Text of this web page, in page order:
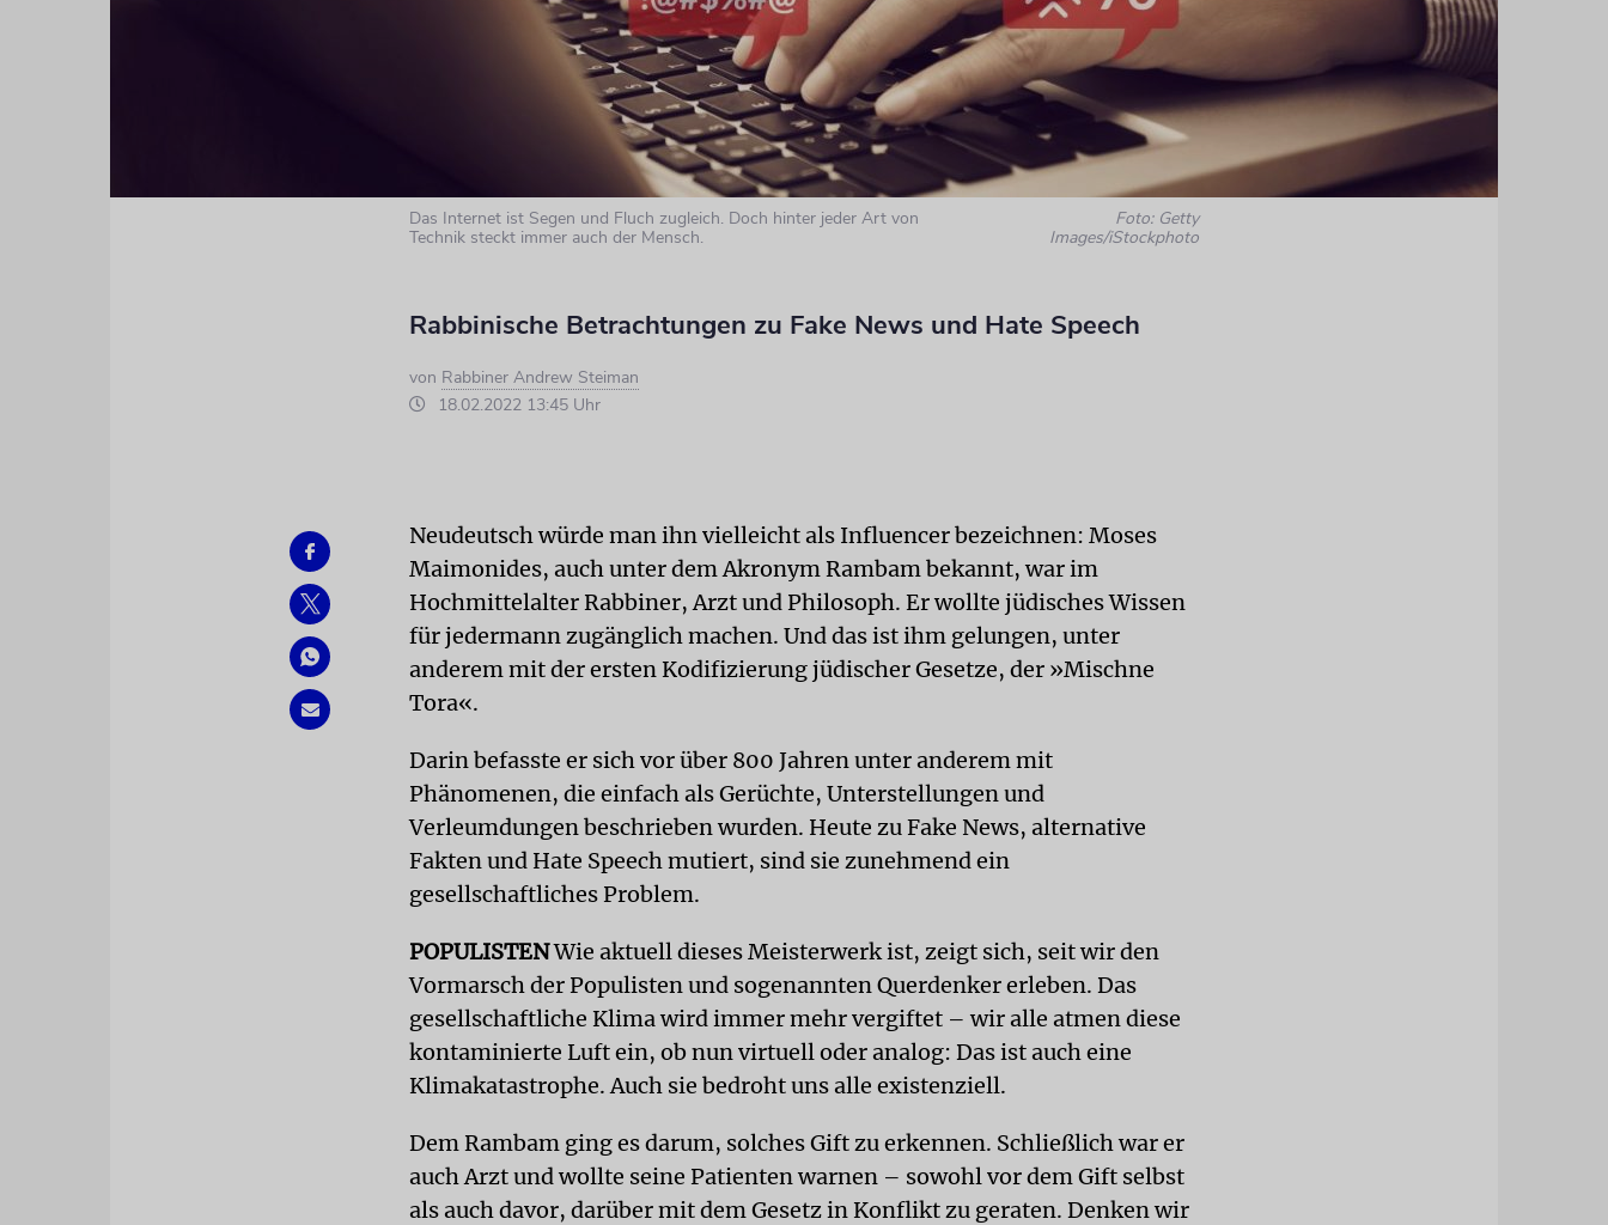
Das Internet ist Segen und Fluch zugleich. Doch hinter jeder Art von
Technik steckt immer auch der Mensch.
Foto: Getty
Images/iStockphoto
Rabbinische Betrachtungen zu Fake News und Hate Speech
von Rabbiner Andrew Steiman
18.02.2022 13:45 Uhr
Neudeutsch würde man ihn vielleicht als Influencer bezeichnen: Moses
Maimonides, auch unter dem Akronym Rambam bekannt, war im
Hochmittelalter Rabbiner, Arzt und Philosoph. Er wollte jüdisches Wissen
für jedermann zugänglich machen. Und das ist ihm gelungen, unter
anderem mit der ersten Kodifizierung jüdischer Gesetze, der »Mischne
Tora«.
Darin befasste er sich vor über 800 Jahren unter anderem mit
Phänomenen, die einfach als Gerüchte, Unterstellungen und
Verleumdungen beschrieben wurden. Heute zu Fake News, alternative
Fakten und Hate Speech mutiert, sind sie zunehmend ein
gesellschaftliches Problem.
POPULISTENWie aktuell dieses Meisterwerk ist, zeigt sich, seit wir den
Vormarsch der Populisten und sogenannten Querdenker erleben. Das
gesellschaftliche Klima wird immer mehr vergiftet – wir alle atmen diese
kontaminierte Luft ein, ob nun virtuell oder analog: Das ist auch eine
Klimakatastrophe. Auch sie bedroht uns alle existenziell.
Dem Rambam ging es darum, solches Gift zu erkennen. Schließlich war er
auch Arzt und wollte seine Patienten warnen – sowohl vor dem Gift selbst
als auch davor, darüber mit dem Gesetz in Konflikt zu geraten. Denken wir